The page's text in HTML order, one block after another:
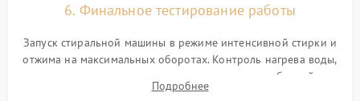
6. Финальное тестирование работы
Запуск стиральной машины в режиме интенсивной стирки и
отжима на максимальных оборотах. Контроль нагрева воды,
корректности слива, отсутствия излишних вибраций,
посторонних стуков и протечек под корпусом.
Подробнее